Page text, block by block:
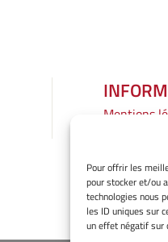
Pour offrir les
pour stocker et/ou
technologies nous
les ID uniques sur
un effet négatif sur
Mentions
Politique